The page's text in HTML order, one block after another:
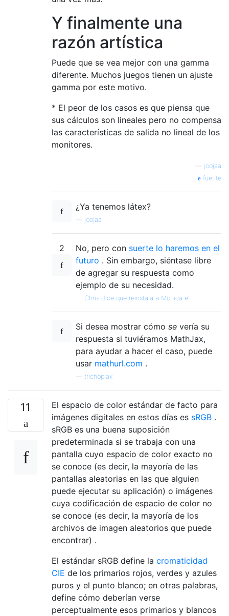
Y finalmente una
razón artística
Puede que se vea mejor con una gamma
diferente. Muchos juegos tienen un ajuste
gamma por este motivo.
* El peor de los casos es que piensa que
sus cálculos son lineales pero no compensa
las características de salida no lineal de los
monitores.
joojaa
fuente
¿Ya tenemos látex?
joojaa
2 No, pero con suerte lo haremos en el
futuro . Sin embargo, siéntase libre
de agregar su respuesta como
ejemplo de su necesidad.
— Chris dice que reinstala a Mónica el
Si desea mostrar cómo se vería su
respuesta si tuviéramos MathJax,
para ayudar a hacer el caso, puede
usar mathurl.com .
trichoplax
11
El espacio de color estándar de facto para
imágenes digitales en estos días es sRGB .
sRGB es una buena suposición
predeterminada si se trabaja con una
pantalla cuyo espacio de color exacto no
se conoce (es decir, la mayoría de las
pantallas aleatorias en las que alguien
puede ejecutar su aplicación) o imágenes
cuya codificación de espacio de color no
se conoce (es decir, la mayoría de los
archivos de imagen aleatorios que puede
encontrar) .
El estándar sRGB define la cromaticidad
CIE de los primarios rojos, verdes y azules
puros y el punto blanco; en otras palabras,
define cómo deberían verse
perceptualmente esos primarios y blancos